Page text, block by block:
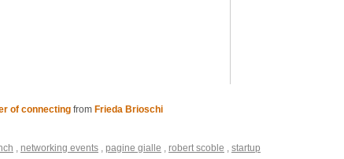
of connecting from Frieda Brioschi
, networking events , pagine gialle , robert scoble , startup